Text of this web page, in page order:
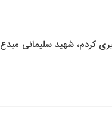
کردم، شهید سلیمانی